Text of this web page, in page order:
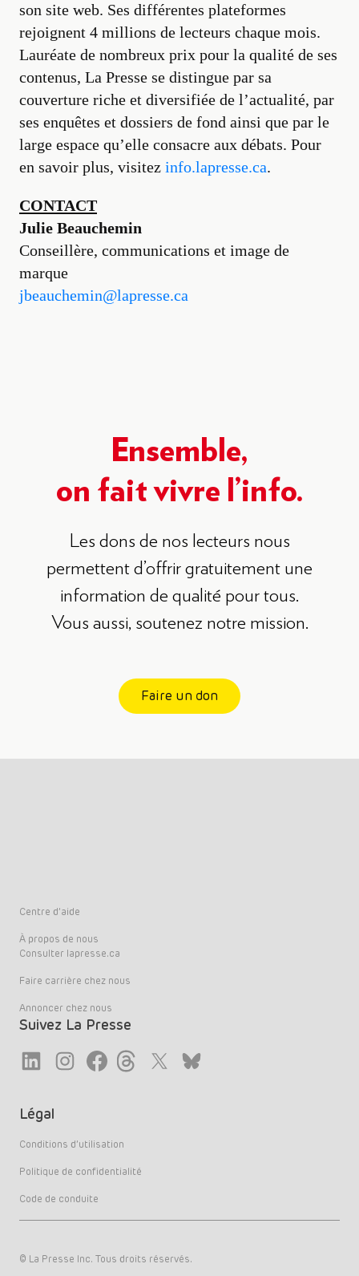
son site web. Ses différentes plateformes
rejoignent 4 millions de lecteurs chaque mois.
Lauréate de nombreux prix pour la qualité de ses
contenus, La Presse se distingue par sa
couverture riche et diversifiée de l’actualité, par
ses enquêtes et dossiers de fond ainsi que par le
large espace qu’elle consacre aux débats. Pour
en savoir plus, visitez info.lapresse.ca.
CONTACT
Julie Beauchemin
Conseillère, communications et image de
marque
jbeauchemin@lapresse.ca
Ensemble,
on fait vivre l’info.
Les dons de nos lecteurs nous
permettent d’offrir gratuitement une
information de qualité pour tous.
Vous aussi, soutenez notre mission.
Faire un don
Centre d’aide
À propos de nous
Consulter lapresse.ca
Faire carrière chez nous
Annoncer chez nous
Suivez La Presse
LinkedIn
Link Link Link Twitter Link
© La Presse Inc. Tous droits réservés.
Légal
Conditions d’utilisation
Politique de confidentialité
Code de conduite